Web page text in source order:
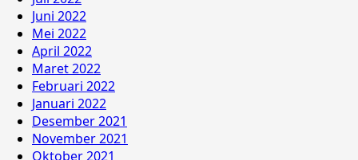
Juni 2022
Mei 2022
April 2022
Maret 2022
Februari 2022
Januari 2022
Desember 2021
November 2021
Oktober 2021